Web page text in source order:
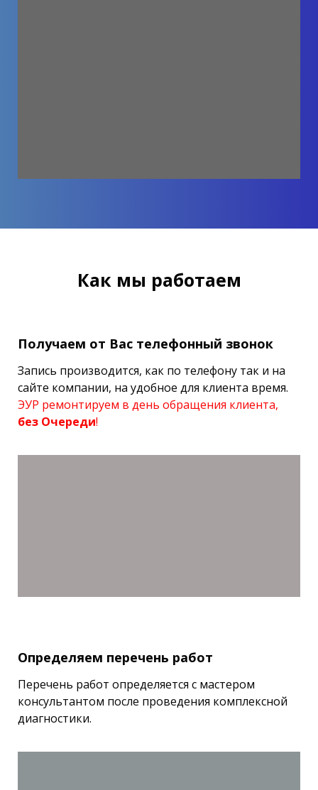
Как мы работаем
Получаем от Вас телефонный звонок
Запись производится, как по телефону так и на
сайте компании, на удобное для клиента время.
ЭУР ремонтируем в день обращения клиента,
без Очереди!
Определяем перечень работ
Перечень работ определяется с мастером
консультантом после проведения комплексной
диагностики.